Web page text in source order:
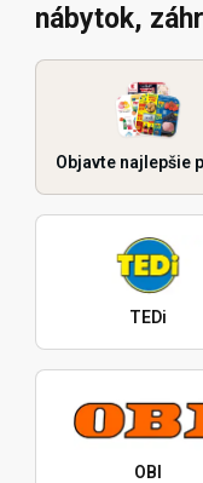
nábytok,
Objavte najlepšie
TEDi
OBI